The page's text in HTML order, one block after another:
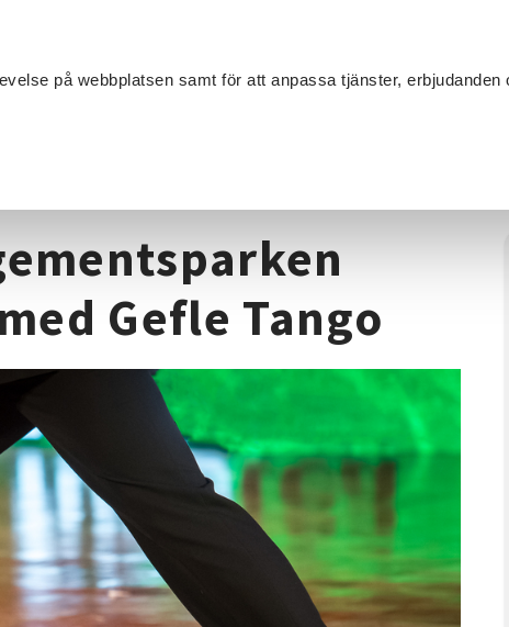
på webbplatsen samt för att anpassa tjänster, erbjudanden
Gefle Tango